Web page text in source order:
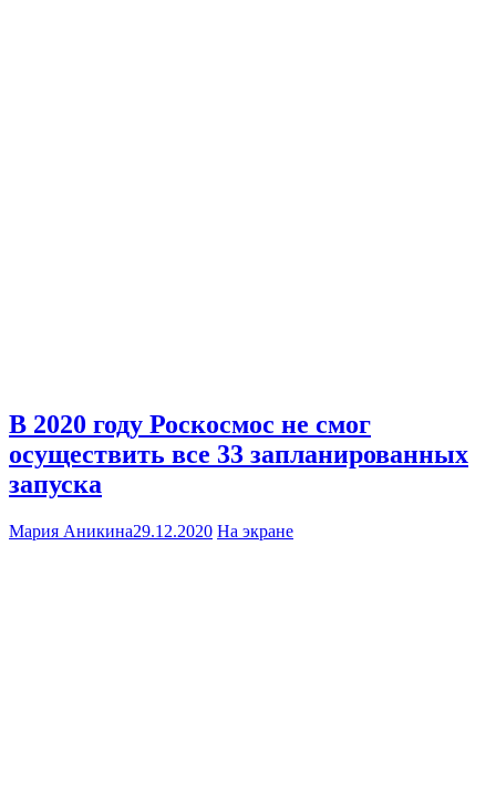
В 2020 году Роскосмос не смог
осуществить все 33 запланированных
запуска
Мария Аникина29.12.2020 На экране